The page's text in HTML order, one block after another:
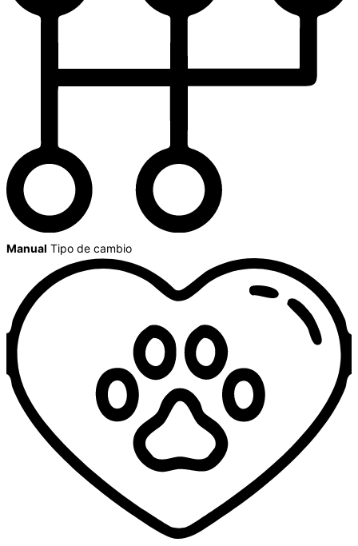
Manual Tipo de cambio